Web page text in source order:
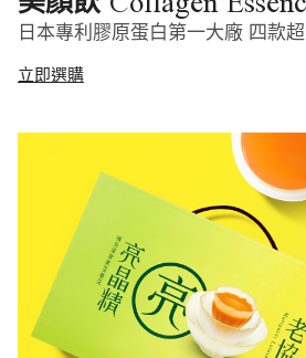
日本專利膠原蛋白第一大廠 四款
立即選購